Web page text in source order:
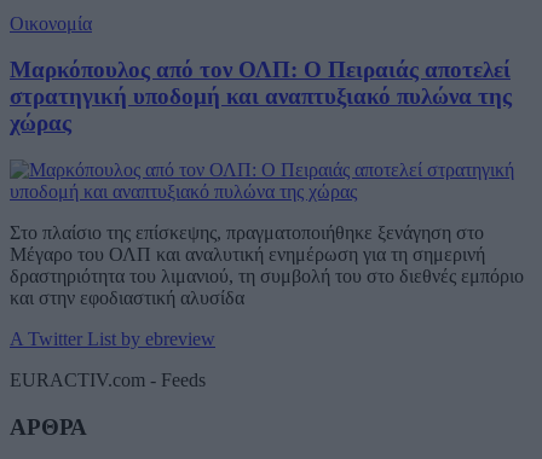
Οικονομία
Μαρκόπουλος από τον ΟΛΠ: Ο Πειραιάς αποτελεί
στρατηγική υποδομή και αναπτυξιακό πυλώνα της
χώρας
Στο πλαίσιο της επίσκεψης, πραγματοποιήθηκε ξενάγηση στο
Μέγαρο του ΟΛΠ και αναλυτική ενημέρωση για τη σημερινή
δραστηριότητα του λιμανιού, τη συμβολή του στο διεθνές εμπόριο
και στην εφοδιαστική αλυσίδα
A Twitter List by ebreview
EURACTIV.com - Feeds
ΑΡΘΡΑ